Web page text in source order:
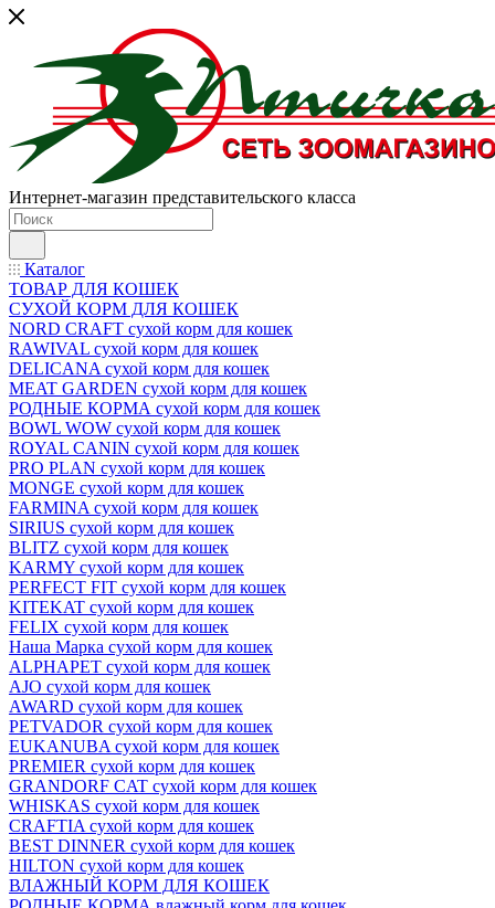
Интернет-магазин представительского класса
Каталог
ТОВАР ДЛЯ КОШЕК
СУХОЙ КОРМ ДЛЯ КОШЕК
NORD CRAFT сухой корм для кошек
RAWIVAL сухой корм для кошек
DELICANA сухой корм для кошек
MEAT GARDEN сухой корм для кошек
РОДНЫЕ КОРМА сухой корм для кошек
BOWL WOW сухой корм для кошек
ROYAL CANIN сухой корм для кошек
PRO PLAN сухой корм для кошек
MONGE сухой корм для кошек
FARMINA сухой корм для кошек
SIRIUS сухой корм для кошек
BLITZ сухой корм для кошек
KARMY сухой корм для кошек
PERFECT FIT сухой корм для кошек
KITEKAT сухой корм для кошек
FELIX сухой корм для кошек
Наша Марка сухой корм для кошек
ALPHAPET сухой корм для кошек
AJO сухой корм для кошек
AWARD сухой корм для кошек
PETVADOR сухой корм для кошек
EUKANUBA сухой корм для кошек
PREMIER сухой корм для кошек
GRANDORF CAT сухой корм для кошек
WHISKAS сухой корм для кошек
CRAFTIA сухой корм для кошек
BEST DINNER сухой корм для кошек
HILTON сухой корм для кошек
ВЛАЖНЫЙ КОРМ ДЛЯ КОШЕК